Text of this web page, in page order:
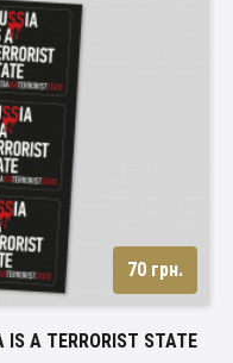
70 грн.
A TERRORIST STATE